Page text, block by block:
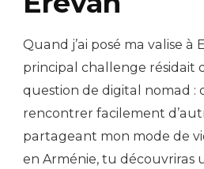
Quand j’ai posé ma valise à
principal challenge résidait
question de digital nomad :
rencontrer facilement
partageant mon mode de
en Arménie, tu découvriras